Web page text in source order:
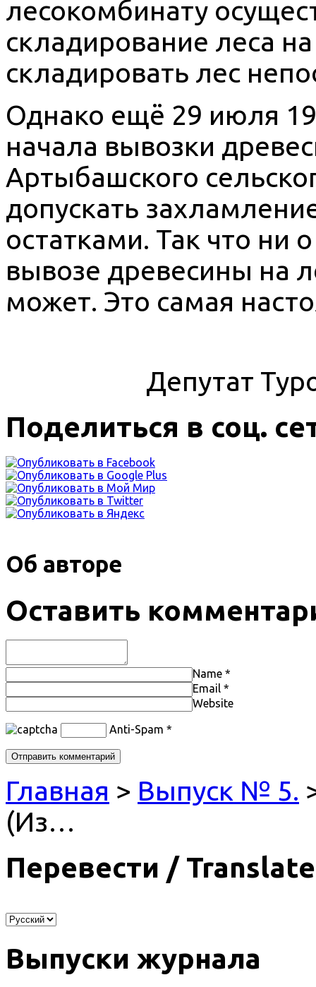
лесокомбинату
складирование леса
складировать лес
Однако ещё 29 июля
начала вывозки
Артыбашского
допускать
остатками. Так что
вывозе древесины на
может. Это самая
Депутат
Поделиться в соц.
Об авторе
Оставить
Name *
Email *
Website
Anti-Spam *
Главная > Выпуск № 5.
(Из…
Перевести /
Выпуски журнала